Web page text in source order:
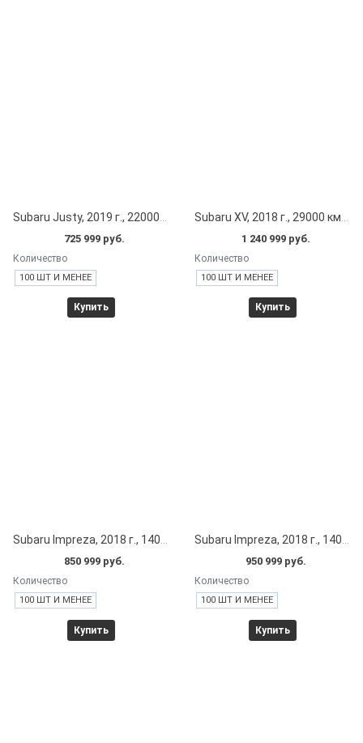
725 999 руб.
Количество
100 ШТ И МЕНЕЕ
Купить
1 240 999 руб.
Количество
100 ШТ И МЕНЕЕ
Купить
850 999 руб.
Количество
100 ШТ И МЕНЕЕ
Купить
950 999 руб.
Количество
100 ШТ И МЕНЕЕ
Купить